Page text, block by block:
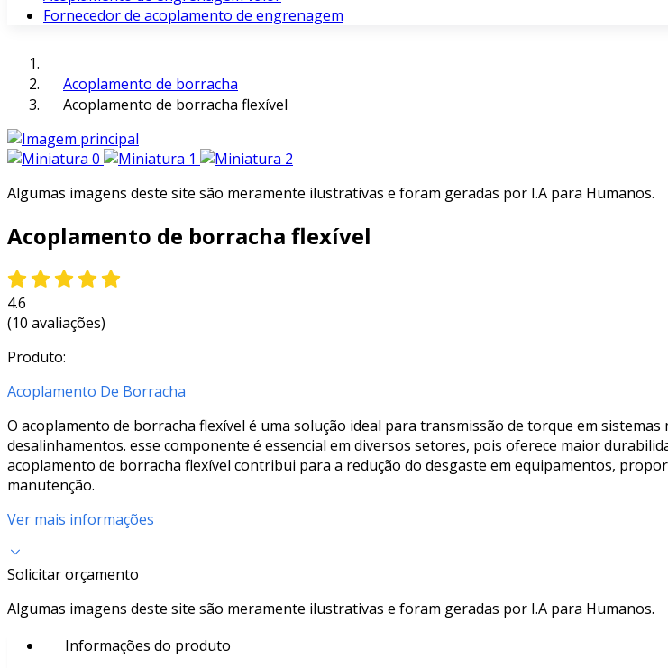
Fornecedor de acoplamento de engrenagem
Acoplamento de borracha
Acoplamento de borracha flexível
Algumas imagens deste site são meramente ilustrativas e foram geradas por I.A para Humanos.
Acoplamento de borracha flexível
4.6
(10 avaliações)
Produto:
Acoplamento De Borracha
O acoplamento de borracha flexível é uma solução ideal para transmissão de torque em
desalinhamentos. esse componente é essencial em diversos setores, pois oferece maior
acoplamento de borracha flexível contribui para a redução do desgaste em equipamentos,
manutenção.
Ver mais informações
Solicitar orçamento
Algumas imagens deste site são meramente ilustrativas e foram geradas por I.A para Humanos.
Informações do produto